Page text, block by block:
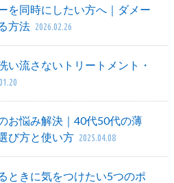
を同時にしたい方へ｜ダメー
方法 2026.02.26
い流さないトリートメント・
お悩み解決｜40代50代の薄
び方と使い方 2025.04.08
ときに気をつけたい5つのポ